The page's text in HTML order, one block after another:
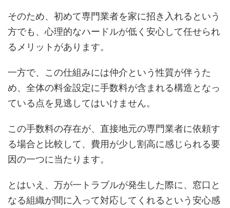
そのため、初めて専門業者を家に招き入れるという
方でも、心理的なハードルが低く安心して任せられ
るメリットがあります。
一方で、この仕組みには仲介という性質が伴うた
め、全体の料金設定に手数料が含まれる構造となっ
ている点を見逃してはいけません。
この手数料の存在が、直接地元の専門業者に依頼す
る場合と比較して、費用が少し割高に感じられる要
因の一つに当たります。
とはいえ、万が一トラブルが発生した際に、窓口と
なる組織が間に入って対応してくれるという安心感